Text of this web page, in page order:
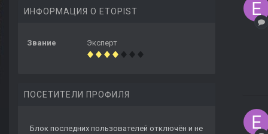
ИНФОРМАЦИЯ О ETOPIST
Звание Эксперт
ПОСЕТИТЕЛИ ПРОФИЛЯ
Блок последних пользователей отключён и не